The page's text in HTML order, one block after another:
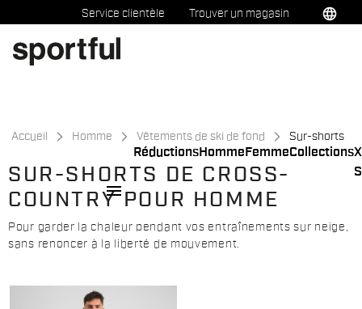
au
contenu
directement
à
navigation
Service clientèle Trouver un magasin language
RéductionsHomme FemmeCollections
menu
Accueil Homme Vêtements de ski de fond Sur-shorts
SUR-SHORTS DE CROSS-
COUNTRY POUR HOMME
Pour garder la chaleur pendant vos entraînements sur neige,
sans renoncer à la liberté de mouvement.